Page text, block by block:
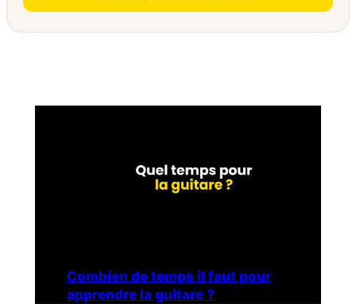
Combien de temps il faut pour
apprendre la guitare ?